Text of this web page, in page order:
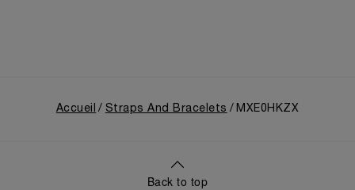
Accueil Straps And Bracelets MXE0HKZX
Back to top